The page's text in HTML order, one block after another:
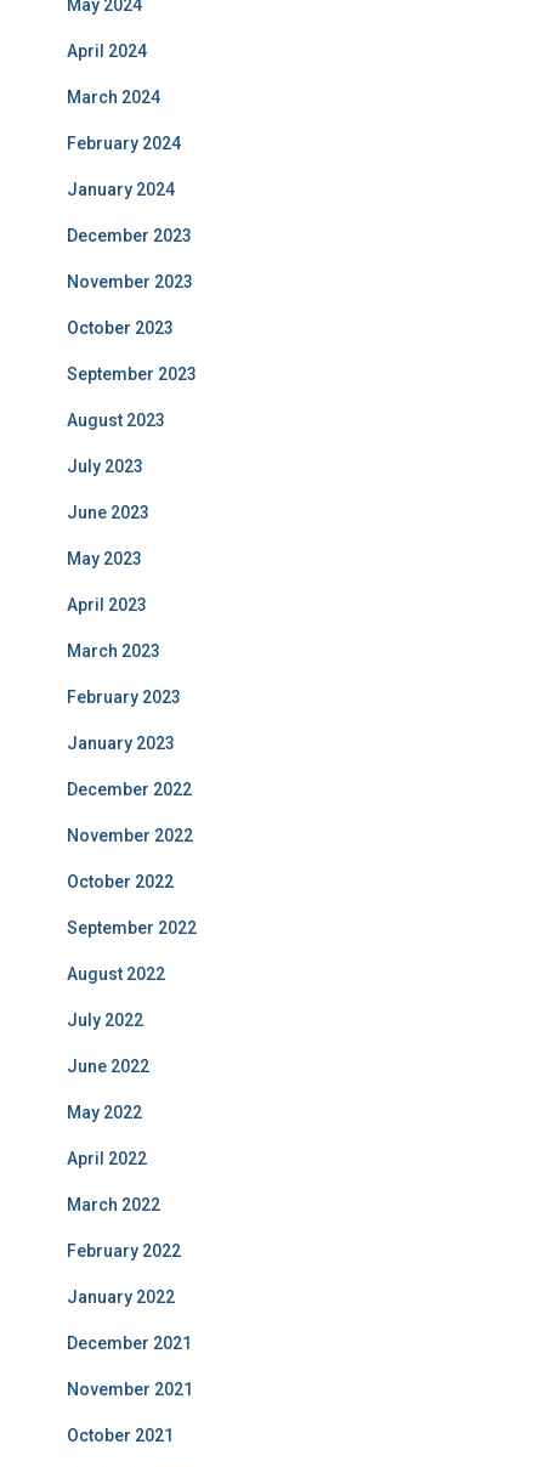
May 2024
April 2024
March 2024
February 2024
January 2024
December 2023
November 2023
October 2023
September 2023
August 2023
July 2023
June 2023
May 2023
April 2023
March 2023
February 2023
January 2023
December 2022
November 2022
October 2022
September 2022
August 2022
July 2022
June 2022
May 2022
April 2022
March 2022
February 2022
January 2022
December 2021
November 2021
October 2021